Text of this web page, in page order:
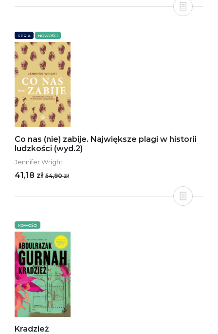
SERIA NOWOŚCI
Co nas (nie) zabije. Największe plagi w historii
ludzkości (wyd.2)
Jennifer Wright
41,18 zł 54,90 zł
NOWOŚCI
Kradzież